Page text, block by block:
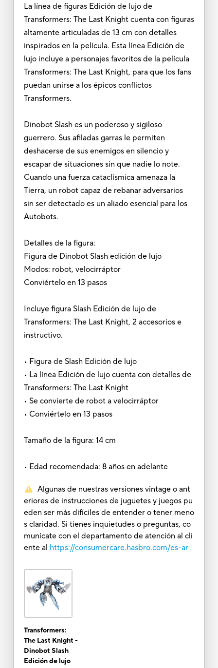
La línea de figuras Edición de lujo de
Transformers: The Last Knight cuenta con figuras
altamente articuladas de 13 cm con detalles
inspirados en la película. Esta línea Edición de
lujo incluye a personajes favoritos de la película
Transformers: The Last Knight, para que los fans
puedan unirse a los épicos conflictos
Transformers.
Dinobot Slash es un poderoso y sigiloso
guerrero. Sus afiladas garras le permiten
deshacerse de sus enemigos en silencio y
escapar de situaciones sin que nadie lo note.
Cuando una fuerza cataclísmica amenaza la
Tierra, un robot capaz de rebanar adversarios
sin ser detectado es un aliado esencial para los
Autobots.
Detalles de la figura:
Figura de Dinobot Slash edición de lujo
Modos: robot, velocirráptor
Conviértelo en 13 pasos
Incluye figura Slash Edición de lujo de
Transformers: The Last Knight, 2 accesorios e
instructivo.
• Figura de Slash Edición de lujo
• La línea Edición de lujo cuenta con detalles de
Transformers: The Last Knight
• Se convierte de robot a velocirráptor
• Conviértelo en 13 pasos
Tamaño de la figura: 14 cm
• Edad recomendada: 8 años en adelante
Algunas de nuestras versiones vintage o ant
eriores de instrucciones de juguetes y juegos pu
eden ser más difíciles de entender o tener meno
s claridad. Si tienes inquietudes o preguntas, co
munícate con el departamento de atención al cli
ente al https://consumercare.hasbro.com/es-ar
Transformers:
The Last Knight -
Dinobot Slash
Edición de lujo